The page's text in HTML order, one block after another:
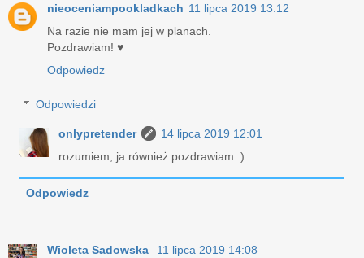
nieoceniampookladkach 11 lipca 2019 13:12
Na razie nie mam jej w planach.
Pozdrawiam! ♥
Odpowiedz
Odpowiedzi
onlypretender
14 lipca 2019 12:01
rozumiem, ja również pozdrawiam :)
Odpowiedz
Wioleta Sadowska
11 lipca 2019 14:08